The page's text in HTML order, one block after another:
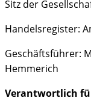
Sitz der
Handelsregister:
Geschäftsführer:
Hemmerich
Verantwortlich